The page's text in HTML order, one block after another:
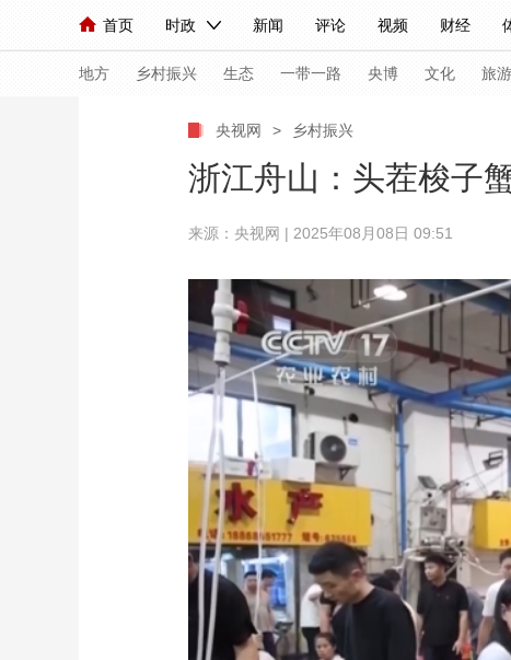
首页 时政 新闻 评论 视频 财经
人民领袖习近平 联播+ 中国领导人 央视快评 习式
直播 栏目大全 节目单 听音 微视频 主
海外频道 iPanda English Монгол
地方 乡村振兴 生态 一带一路 央博 文化 旅游
人民领袖习近平 联播+ 热解读 天天学习
小央视频 小央直播 直播中国
前线 比划 快看 蓝海中国 新兵
直播 2026年世界杯 2026年冬
CCTV奥林匹克频道 生活体育大会
教育 乡村振兴 生态环境 一带一路
大国展会 大国保险 云顶对话
央视网 > 乡村振兴
浙江舟山：头茬梭子
来源：央视网 | 2025年08月08日 09:51